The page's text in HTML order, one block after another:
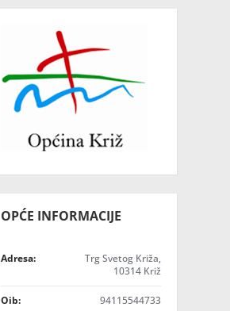
OPĆE INFORMACIJE
Adresa:
Trg Svetog Križa,
10314 Križ
Oib: 94115544733